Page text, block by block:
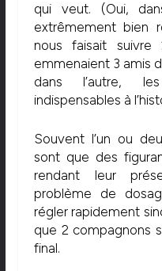
qui veut. (Oui,
extrêmement bien
nous faisait suivre
emmenaient 3 amis
dans l’autre,
indispensables à
Souvent l’un ou
sont que des
rendant leur
problème de
régler rapidement
que 2 compagnons
final.